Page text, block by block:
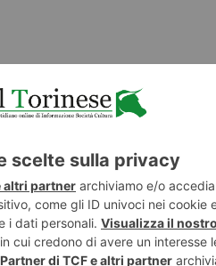
E OMBRE SUL FUTURO